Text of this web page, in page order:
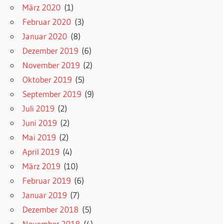
März 2020 (1)
Februar 2020 (3)
Januar 2020 (8)
Dezember 2019 (6)
November 2019 (2)
Oktober 2019 (5)
September 2019 (9)
Juli 2019 (2)
Juni 2019 (2)
Mai 2019 (2)
April 2019 (4)
März 2019 (10)
Februar 2019 (6)
Januar 2019 (7)
Dezember 2018 (5)